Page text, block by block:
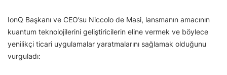
IonQ Başkanı ve CEO’su Niccolo de Masi, lansmanın amacının
kuantum teknolojilerini geliştiricilerin eline vermek ve böylece
yenilikçi ticari uygulamalar yaratmalarını sağlamak olduğunu
vurguladı: